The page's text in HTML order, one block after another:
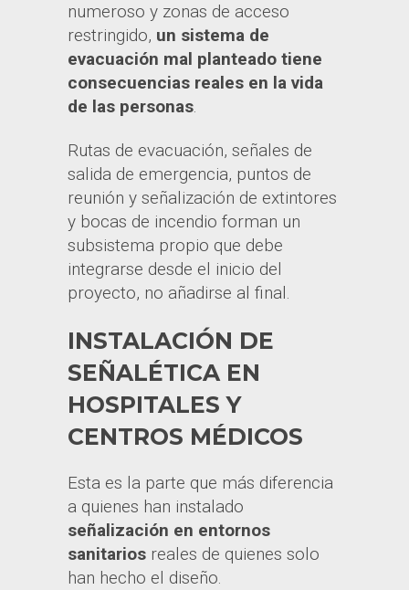
numeroso y zonas de acceso
restringido, un sistema de
evacuación mal planteado tiene
consecuencias reales en la vida
de las personas.
Rutas de evacuación, señales de
salida de emergencia, puntos de
reunión y señalización de extintores
y bocas de incendio forman un
subsistema propio que debe
integrarse desde el inicio del
proyecto, no añadirse al final.
INSTALACIÓN DE
SEÑALÉTICA EN
HOSPITALES Y
CENTROS MÉDICOS
Esta es la parte que más diferencia
a quienes han instalado
señalización en entornos
sanitarios reales de quienes solo
han hecho el diseño.